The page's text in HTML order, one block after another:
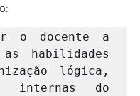
o docente a
habilidades
lógica,
internas do